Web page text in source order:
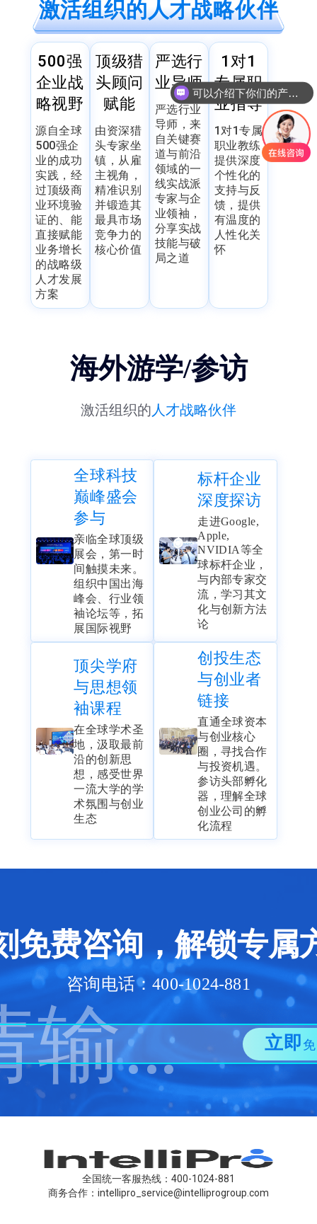
激活组织的人才战略伙伴
500强
企业战
略视野
源自全球
500强企
业的成功
实践，经
过顶级商
业环境验
证的、能
直接赋能
业务增长
的战略级
人才发展
方案
顶级猎
头顾问
赋能
由资深猎
头专家坐
镇，从雇
主视角，
精准识别
并锻造其
最具市场
竞争力的
核心价值
严选行
业导师
严选行业
导师，来
自关键赛
道与前沿
领域的一
线实战派
专家与企
业领袖，
分享实战
技能与破
局之道
1对1
专属职
业指导
1对1专属
职业教练
提供深度
个性化的
支持与反
馈，提供
有温度的
人性化关
怀
海外游学/参访
激活组织的人才战略伙伴
全球科技
巅峰盛会
参与
亲临全球顶级
展会，第一时
间触摸未来。
组织中国出海
峰会、行业领
袖论坛等，拓
展国际视野
标杆企业
深度探访
走进Google,
Apple,
NVIDIA等全
球标杆企业，
与内部专家交
流，学习其文
化与创新方法
论
顶尖学府
与思想领
袖课程
在全球学术圣
地，汲取最前
沿的创新思
想，感受世界
一流大学的学
术氛围与创业
生态
创投生态
与创业者
链接
直通全球资本
与创业核心
圈，寻找合作
与投资机遇。
参访头部孵化
器，理解全球
创业公司的孵
化流程
免费咨询，解锁专属
咨询电话：400-1024-881
立即
全国统一客服热线：400-1024-881
商务合作：intellipro_service@intelliprogroup.com
可以介绍下你们的产品么